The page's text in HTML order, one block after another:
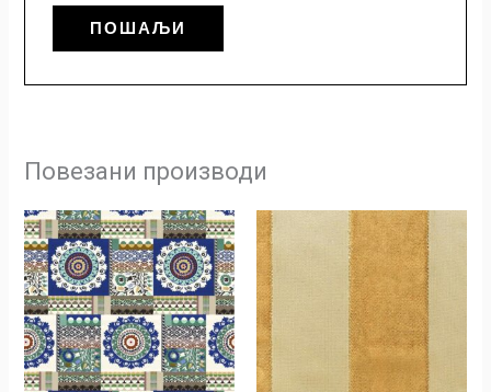
Повезани производи